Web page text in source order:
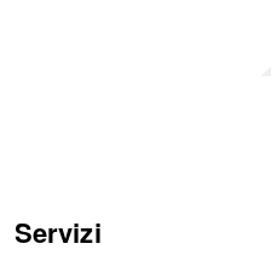
Servizi